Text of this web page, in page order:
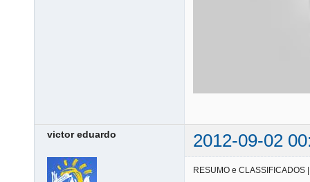
victor eduardo 2012-09-02
RESUMO e